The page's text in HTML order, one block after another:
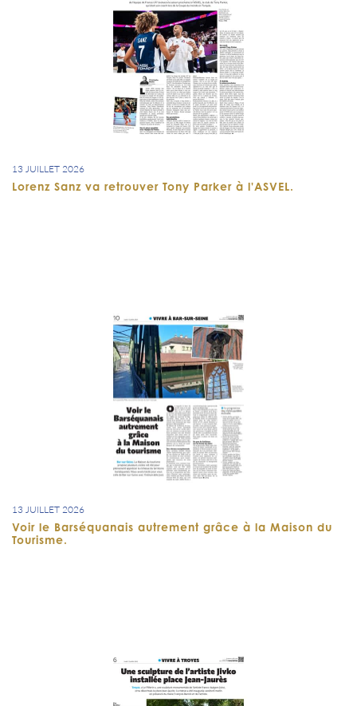
13 JUILLET 2026
Lorenz Sanz va retrouver Tony Parker à l'ASVEL.
13 JUILLET 2026
Voir le Barséquanais autrement grâce à la Maison du
Tourisme.